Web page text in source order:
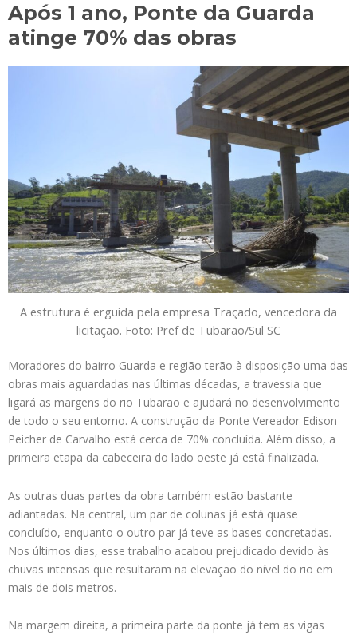
Após 1 ano, Ponte da Guarda
atinge 70% das obras
A estrutura é erguida pela empresa Traçado, vencedora da
licitação. Foto: Pref de Tubarão/Sul SC
Moradores do bairro Guarda e região terão à disposição uma das
obras mais aguardadas nas últimas décadas, a travessia que
ligará as margens do rio Tubarão e ajudará no desenvolvimento
de todo o seu entorno. A construção da Ponte Vereador Edison
Peicher de Carvalho está cerca de 70% concluída. Além disso, a
primeira etapa da cabeceira do lado oeste já está finalizada.
As outras duas partes da obra também estão bastante
adiantadas. Na central, um par de colunas já está quase
concluído, enquanto o outro par já teve as bases concretadas.
Nos últimos dias, esse trabalho acabou prejudicado devido às
chuvas intensas que resultaram na elevação do nível do rio em
mais de dois metros.
Na margem direita, a primeira parte da ponte já tem as vigas